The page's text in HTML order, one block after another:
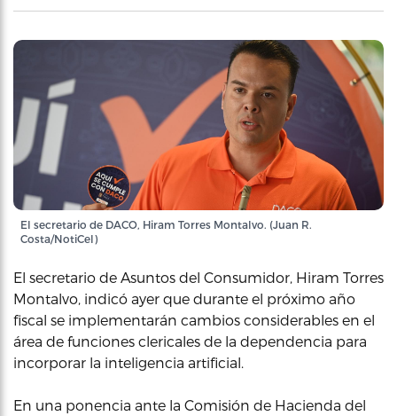
El secretario de DACO, Hiram Torres Montalvo. (Juan R.
Costa/NotiCel)
El secretario de Asuntos del Consumidor, Hiram Torres
Montalvo, indicó ayer que durante el próximo año
fiscal se implementarán cambios considerables en el
área de funciones clericales de la dependencia para
incorporar la inteligencia artificial.
En una ponencia ante la Comisión de Hacienda del